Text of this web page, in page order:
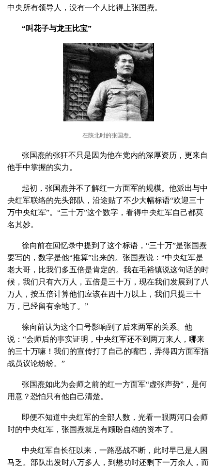
中央所有领导人，没有一个人比得上张国焘。
“叫花子与龙王比宝”
在陕北时的张国焘。
张国焘的张狂不只是因为他在党内的深厚资历，更来自
他手中掌握的实力。
起初，张国焘并不了解红一方面军的规模。他派出与中
央红军联络的先头部队，沿途贴了不少大幅标语“欢迎三十
万中央红军”。“三十万”这个数字，看得中央红军自己都莫
名其妙。
徐向前在回忆录中提到了这个标语，“三十万”是张国焘
要写的，数字是他“推算”出来的。张国焘说：“中央红军是
老大哥，比我们多五倍是肯定的。我在毛裕镇说这句话的时
候，我们只有六万人，五倍是三十万，现在我们发展到了八
万人，按五倍计算他们应该在四十万以上，我们只提三十
万，已经留有余地了。”
徐向前认为这个口号影响到了后来两军的关系。他
说：“会师后的事实证明，中央红军还不到两万来人，哪来
的三十万嘛！我们的宣传打了自己的嘴巴，弄得四方面军指
战员议论纷纷。”
张国焘如此为会师之前的红一方面军“虚张声势”，是何
用意？恐怕只有他自己清楚。
即便不知道中央红军的全部人数，光看一眼两河口会师
时的中央红军，张国焘就足有顾盼自雄的资本了。
中央红军自长征以来，一路恶战不断，此时早已是人困
马乏。部队出发时八万多人，到懋功时还剩下一万余人，而